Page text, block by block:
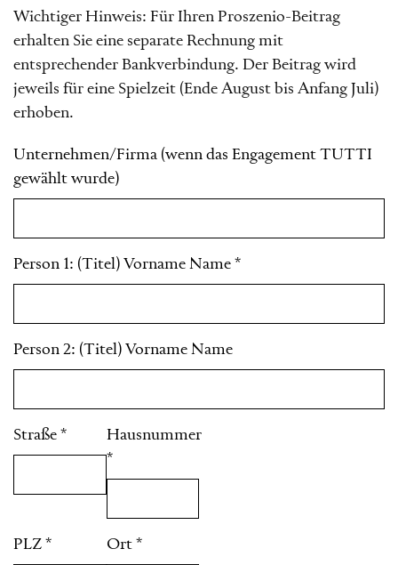
Wichtiger Hinweis: Für Ihren Proszenio-Beitrag
erhalten Sie eine separate Rechnung mit
entsprechender Bankverbindung. Der Beitrag wird
jeweils für eine Spielzeit (Ende August bis Anfang Juli)
erhoben.
Unternehmen/Firma (wenn das Engagement TUTTI
gewählt wurde)
Person 1: (Titel) Vorname Name *
Person 2: (Titel) Vorname Name
Straße *
Hausnummer
*
PLZ * Ort *